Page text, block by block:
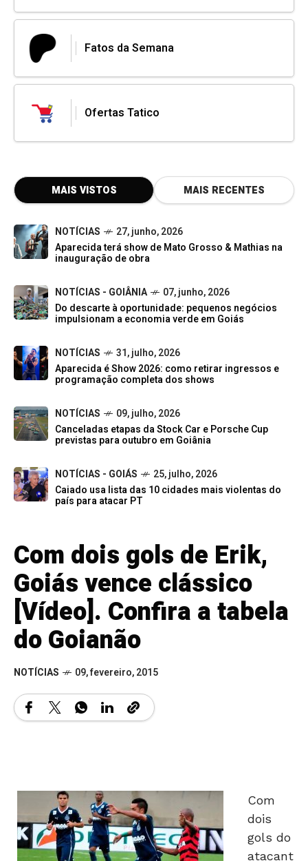
Fatos da Semana
Ofertas Tatico
MAIS VISTOS MAIS RECENTES
NOTÍCIAS
27, junho, 2026
Aparecida terá show de Mato Grosso & Mathias na
inauguração de obra
NOTÍCIAS - GOIÂNIA
07, junho, 2026
Do descarte à oportunidade: pequenos negócios
impulsionam a economia verde em Goiás
NOTÍCIAS
31, julho, 2026
Aparecida é Show 2026: como retirar ingressos e
programação completa dos shows
NOTÍCIAS
09, julho, 2026
Canceladas etapas da Stock Car e Porsche Cup
previstas para outubro em Goiânia
NOTÍCIAS - GOIÁS
25, julho, 2026
Caiado usa lista das 10 cidades mais violentas do
país para atacar PT
Com dois gols de Erik,
Goiás vence clássico
[Vídeo]. Confira a tabela
do Goianão
NOTÍCIAS 09, fevereiro, 2015
dois
gols do
atacant
e Erik,